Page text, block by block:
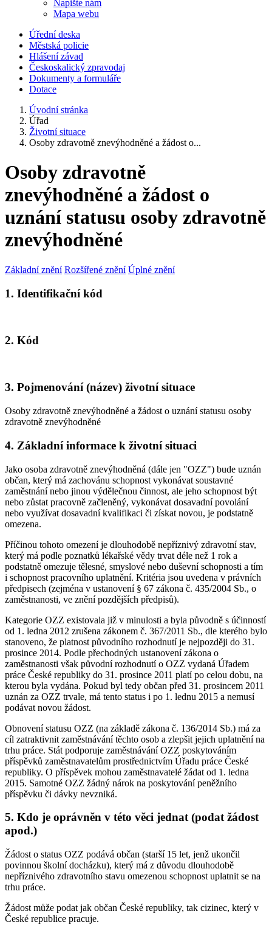
Napište nám
Mapa webu
Úřední deska
Městská policie
Hlášení závad
Českoskalický zpravodaj
Dokumenty a formuláře
Dotace
Úvodní stránka
Úřad
Životní situace
Osoby zdravotně znevýhodněné a žádost o...
Osoby zdravotně
znevýhodněné a žádost o
uznání statusu osoby zdravotně
znevýhodněné
Základní znění Rozšířené znění Úplné znění
1. Identifikační kód
2. Kód
3. Pojmenování (název) životní situace
Osoby zdravotně znevýhodněné a žádost o uznání statusu osoby
zdravotně znevýhodněné
4. Základní informace k životní situaci
Jako osoba zdravotně znevýhodněná (dále jen "OZZ") bude uznán
občan, který má zachovánu schopnost vykonávat soustavné
zaměstnání nebo jinou výdělečnou činnost, ale jeho schopnost být
nebo zůstat pracovně začleněný, vykonávat dosavadní povolání
nebo využívat dosavadní kvalifikaci či získat novou, je podstatně
omezena.
Příčinou tohoto omezení je dlouhodobě nepříznivý zdravotní stav,
který má podle poznatků lékařské vědy trvat déle než 1 rok a
podstatně omezuje tělesné, smyslové nebo duševní schopnosti a tím
i schopnost pracovního uplatnění. Kritéria jsou uvedena v právních
předpisech (zejména v ustanovení § 67 zákona č. 435/2004 Sb., o
zaměstnanosti, ve znění pozdějších předpisů).
Kategorie OZZ existovala již v minulosti a byla původně s účinností
od 1. ledna 2012 zrušena zákonem č. 367/2011 Sb., dle kterého bylo
stanoveno, že platnost původního rozhodnutí je nejpozději do 31.
prosince 2014. Podle přechodných ustanovení zákona o
zaměstnanosti však původní rozhodnutí o OZZ vydaná Úřadem
práce České republiky do 31. prosince 2011 platí po celou dobu, na
kterou byla vydána. Pokud byl tedy občan před 31. prosincem 2011
uznán za OZZ trvale, má tento status i po 1. lednu 2015 a nemusí
podávat novou žádost.
Obnovení statusu OZZ (na základě zákona č. 136/2014 Sb.) má za
cíl zatraktivnit zaměstnávání těchto osob a zlepšit jejich uplatnění na
trhu práce. Stát podporuje zaměstnávání OZZ poskytováním
příspěvků zaměstnavatelům prostřednictvím Úřadu práce České
republiky. O příspěvek mohou zaměstnavatelé žádat od 1. ledna
2015. Samotné OZZ žádný nárok na poskytování peněžního
příspěvku či dávky nevzniká.
5. Kdo je oprávněn v této věci jednat (podat žádost
apod.)
Žádost o status OZZ podává občan (starší 15 let, jenž ukončil
povinnou školní docházku), který má z důvodu dlouhodobě
nepříznivého zdravotního stavu omezenou schopnost uplatnit se na
trhu práce.
Žádost může podat jak občan České republiky, tak cizinec, který v
České republice pracuje.